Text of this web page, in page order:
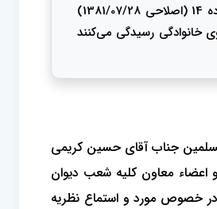
تشریفات مربوط و مقررات این قانون به امور و دعاوی خانوادگی رسیدگی می‌کند.» و با عنایت به اینکه در ترکیب دادگاه‌های عمومی حقوقی با توجه به بند الف ماده 14 (اصلاحی 1381/07/28)
خانوادگی رسیدگی می‌کنند
مورخ 1394/03/26 به ریاست حضرت حجت‌الاسلام‌ والمسلمین جناب آقای حسین کریمی
اعضاء معاون کلیه شعب دیوان
خصوص مورد و استماع نظریه